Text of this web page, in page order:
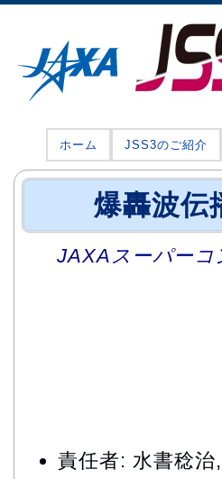
ホーム JSS3のご紹介
爆轟波伝
JAXAスーパーコ
責任者: 水書稔治